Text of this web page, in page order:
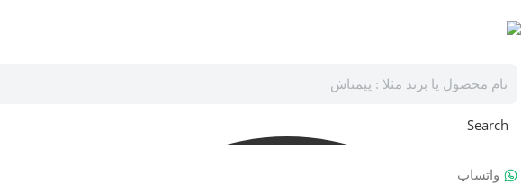
Search
واتساپ